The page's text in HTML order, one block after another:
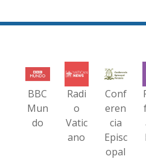
BBC
Mun
do
Radi
o
Vatic
ano
Conf
eren
cia
Episc
opal